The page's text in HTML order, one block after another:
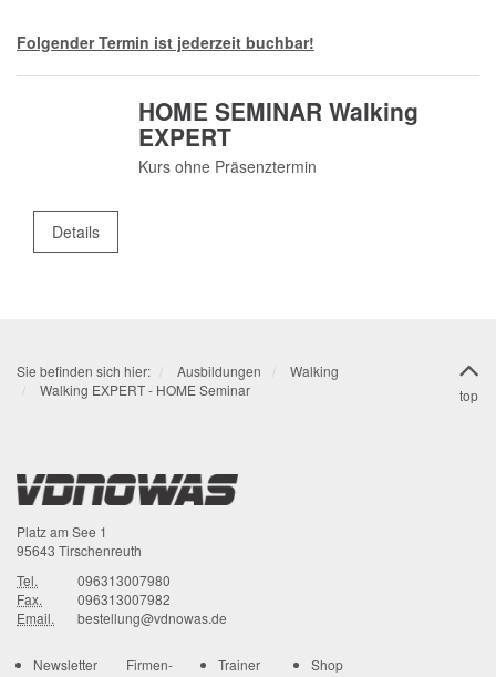
Folgender Termin ist jederzeit buchbar!
HOME SEMINAR Walking
EXPERT
Kurs ohne Präsenztermin
Details
top
Sie befinden sich hier: Ausbildungen
Walking
Walking EXPERT - HOME Seminar
Platz am See 1
95643 Tirschenreuth
Tel.
096313007980
Fax.
096313007982
Email.
bestellung@vdnowas.de
Newsletter
Firmen-
Trainer Shop